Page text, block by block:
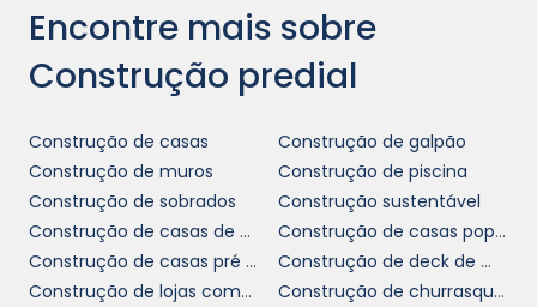
uma obra, proporcionando não apenas
funcionalidade, mas também estética.
GESTÃO DE PROJETOS NA
CONSTRUÇÃO CIVIL
A gestão eficaz de projetos é um elemento
crucial naconstrução predial. Contar com
um bom planejamento e execução pode
evitar retrabalhos, atrasos e despesas extras.
Encontre mais sobre
Construção predial
Construção de casas
Construção de galpão
Construção de muros
Construção de piscina
Construção de sobrados
Construção sustentável
Construção de casas de alto padrão
Construção de casas populares
Construção de casas pré moldadas
Construção de deck de madeira
Construção de lojas comerciais
Construção de churrasqueiras de alvenaria